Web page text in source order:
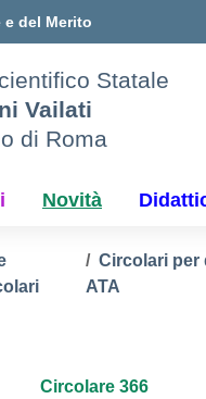
del Merito
Statale
Vailati
di Roma
Novità
Circolari per
ATA
Circolare 366